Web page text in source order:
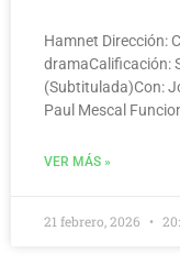
Hamnet Dirección:
dramaCalificación:
(Subtitulada)Con:
Paul Mescal
VER MÁS »
21 febrero, 2026